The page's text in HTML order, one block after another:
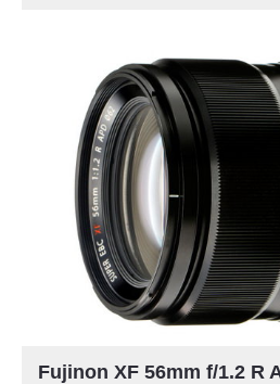
Fujinon XF 56mm f/1.2 R